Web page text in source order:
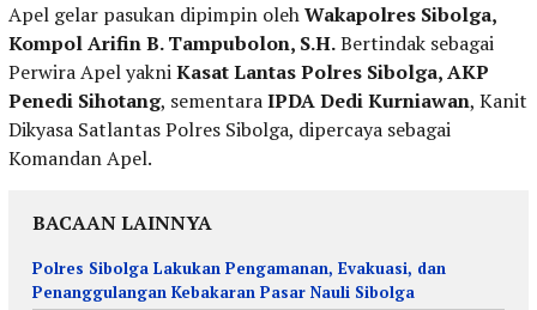
Apel gelar pasukan dipimpin olehWakapolres Sibolga,
Kompol Arifin B. Tampubolon, S.H.Bertindak sebagai
Perwira Apel yakniKasat Lantas Polres Sibolga, AKP
Penedi Sihotang, sementaraIPDA Dedi Kurniawan, Kanit
Dikyasa Satlantas Polres Sibolga, dipercaya sebagai
Komandan Apel.
BACAAN LAINNYA
Polres Sibolga Lakukan Pengamanan, Evakuasi, dan
Penanggulangan Kebakaran Pasar Nauli Sibolga